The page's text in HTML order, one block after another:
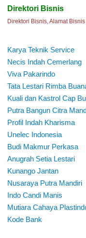
Direktori Bisnis
Direktori Bisnis, Alamat
Karya Teknik Service
Necis Indah Cemerlang
Viva Pakarindo
Tata Lestari Rimba
Kuali dan Kastrol Cap
Putra Bangun Citra
Profil Indah Kharisma
Unelec Indonesia
Budi Makmur Perkasa
Anugrah Setia Lestari
Kunango Jantan
Nusaraya Putra Mandiri
Indo Candi Manis
Mutiara Cahaya
Kode Bank